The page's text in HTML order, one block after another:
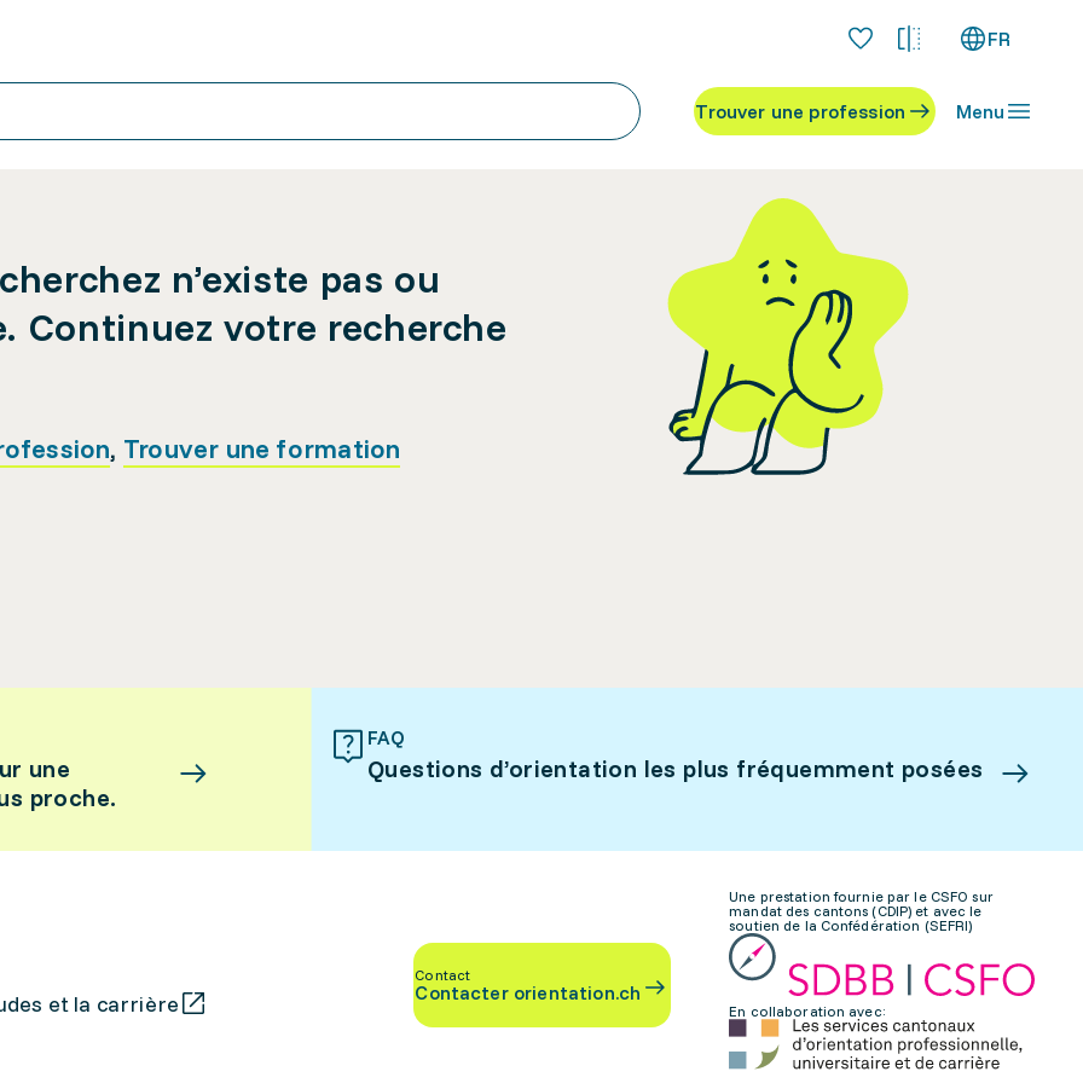
FR
Trouver une profession Menu
n’existe pas ou
Continuez votre recherche
, Trouver une formation
une
proche.
FAQ
Questions d’orientation les plus fréquemment posées
et la carrière
Contact
Contacter orientation.ch
Une prestation fournie par le CSFO sur
mandat des cantons (CDIP) et avec le
soutien de la Confédération (SEFRI)
En collaboration avec: